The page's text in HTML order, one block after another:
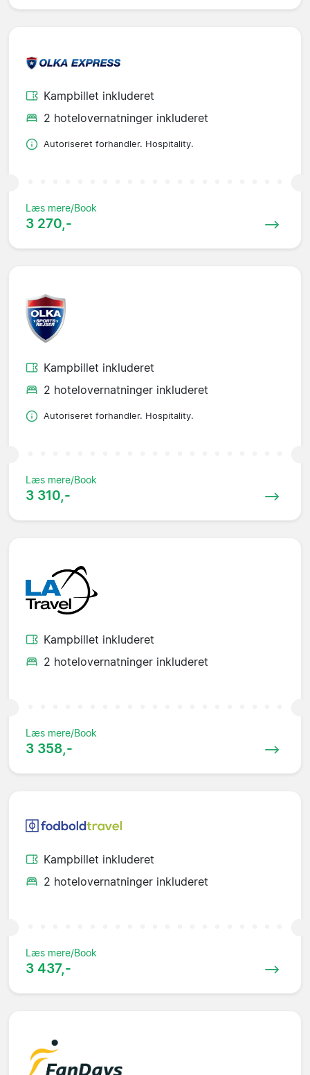
Kampbillet inkluderet
2 hotelovernatninger inkluderet
Autoriseret forhandler. Hospitality.
Læs mere/Book
3 270,-
Kampbillet inkluderet
2 hotelovernatninger inkluderet
Autoriseret forhandler. Hospitality.
Læs mere/Book
3 310,-
Kampbillet inkluderet
2 hotelovernatninger inkluderet
Læs mere/Book
3 358,-
Kampbillet inkluderet
2 hotelovernatninger inkluderet
Læs mere/Book
3 437,-